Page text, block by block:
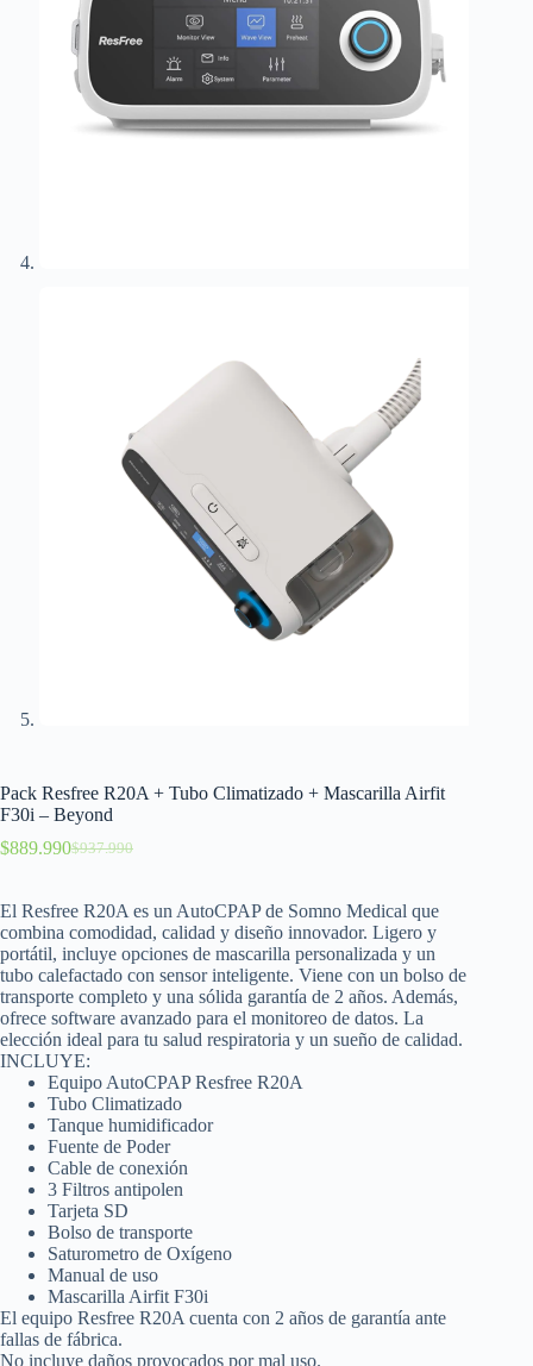
Pack Resfree R20A + Tubo Climatizado + Mascarilla Airfit
F30i – Beyond
$937.990
$889.990
El Resfree R20A es un AutoCPAP de Somno Medical que
combina comodidad, calidad y diseño innovador. Ligero y
portátil, incluye opciones de mascarilla personalizada y un
tubo calefactado con sensor inteligente. Viene con un bolso de
transporte completo y una sólida garantía de 2 años. Además,
ofrece software avanzado para el monitoreo de datos. La
elección ideal para tu salud respiratoria y un sueño de calidad.
INCLUYE:
Equipo AutoCPAP Resfree R20A
Tubo Climatizado
Tanque humidificador
Fuente de Poder
Cable de conexión
3 Filtros antipolen
Tarjeta SD
Bolso de transporte
Saturometro de Oxígeno
Manual de uso
Mascarilla Airfit F30i
El equipo Resfree R20A cuenta con 2 años de garantía ante
fallas de fábrica.
No incluye daños provocados por mal uso.